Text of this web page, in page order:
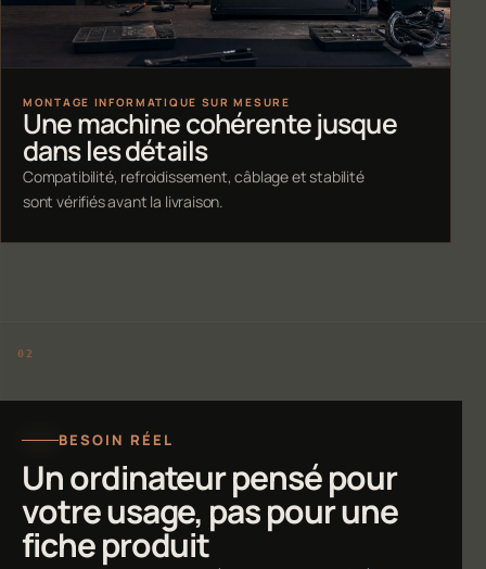
MONTAGE INFORMATIQUE SUR MESURE
Une machine cohérente jusque
dans les détails
Compatibilité, refroidissement, câblage et stabilité
sont vérifiés avant la livraison.
BESOIN RÉEL
Un ordinateur pensé pour
votre usage, pas pour une
fiche produit